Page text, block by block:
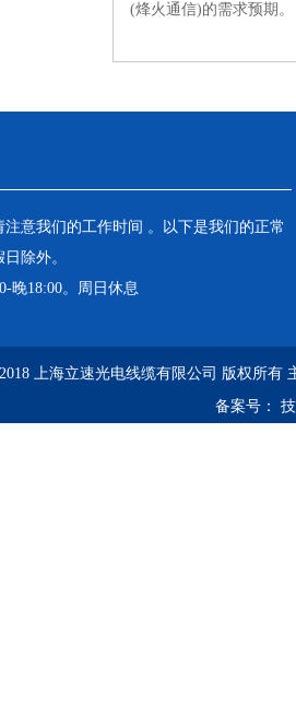
(烽火通信)的需求预期。
意我们的工作时间 。以下是我们的正常
除外。
晚18:00。周日休息
上海立速光电线缆有限公司 版权所有
备案号：